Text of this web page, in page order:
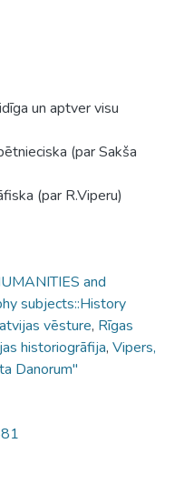
un aptver visu
(par Sakša
(par R.Viperu)
and
subjects::History
vēsture, Rīgas
historiogrāfija, Vipers,
Danorum"